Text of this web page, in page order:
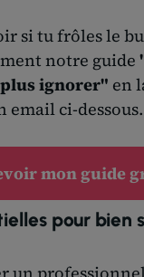
si tu frôles le
notre guide
ignorer" en
email ci-dessous.
mon guide
pour bien